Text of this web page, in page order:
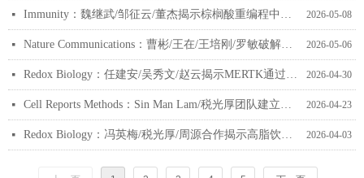
2026-05-08
넷 Immunity：魏继武/邹征云/董杰揭示棕榈酸重编程中性粒细胞破坏血管完整性并促进乳腺癌肺转移的相关机制
2026-05-06
넷 Nature Communications：曹彬/王在/王培刚/罗敏破解两性霉素B如何一边杀真菌，一边助力流感与新冠？
2026-04-30
넷 Redox Biology：任建安/吴秀文/赵云揭示MERTK通过调控胆固醇代谢与线粒体脂质稳态缓解肠道炎症的相关机制
2026-04-23
넷 Cell Reports Methods：Sin Man Lam/税光厚团队建立多层级有机酸谱分析体系并揭示衰老过程中脂肪酰基分配的组织特异性变化
2026-04-03
넷 Redox Biology：冯英梅/税光厚/周源合作揭示高脂饮食通过α-酮戊二酸驱动髓系祖细胞分化促动脉粥样硬化进展